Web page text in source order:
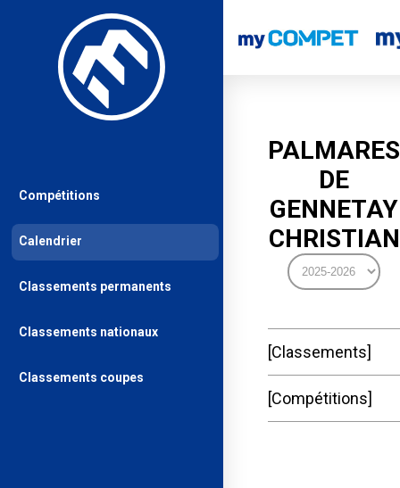
PALMARES
DE
GENNETAY
CHRISTIAN
Classements
Compétitions
Compétitions
Calendrier
Classements permanents
Classements nationaux
Classements coupes